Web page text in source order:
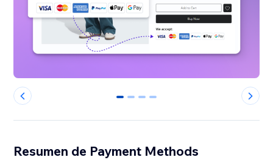
0 1 2 3
Resumen de Payment Methods